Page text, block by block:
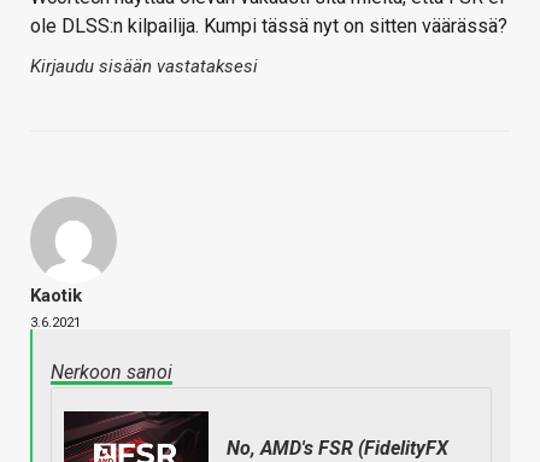
ole DLSS:n kilpailija. Kumpi tässä nyt on sitten väärässä?
Kirjaudu sisään vastataksesi
Kaotik
3.6.2021
Nerkoon sanoi
No, AMD's FSR (FidelityFX